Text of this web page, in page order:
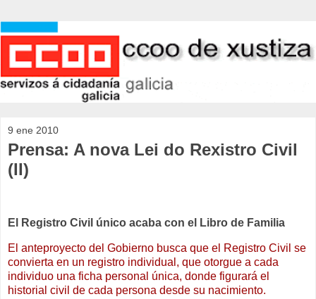
9 ene 2010
Prensa: A nova Lei do Rexistro Civil
(II)
El Registro Civil único acaba con el Libro de Familia
El anteproyecto del Gobierno busca que el Registro Civil se
convierta en un registro individual, que otorgue a cada
individuo una ficha personal única, donde figurará el
historial civil de cada persona desde su nacimiento.